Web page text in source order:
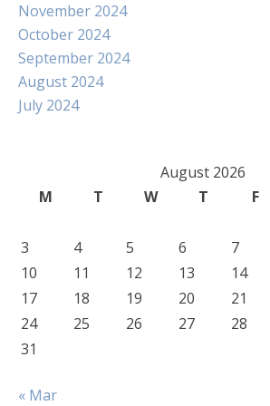
November 2024
October 2024
September 2024
August 2024
July 2024
August 2026
M
T W T F
3
4 5 6 7
10
11 12 13 14
17
18 19 20 21
24
25 26 27 28
31
« Mar